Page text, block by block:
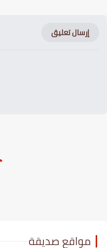
إرسال تعليق
مواقع صديقة